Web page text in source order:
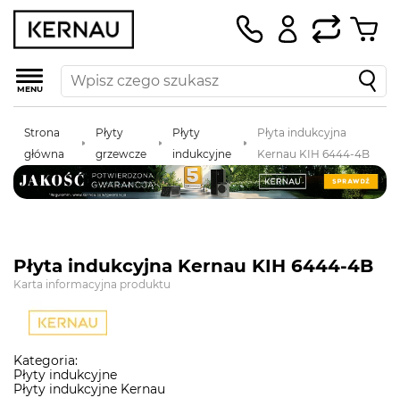
MENU
Strona
główna
Płyty
grzewcze
Płyty
indukcyjne
Płyta indukcyjna
Kernau KIH 6444-4B
Płyta indukcyjna Kernau KIH 6444-4B
Karta informacyjna produktu
Kategoria:
Płyty indukcyjne
Płyty indukcyjne Kernau